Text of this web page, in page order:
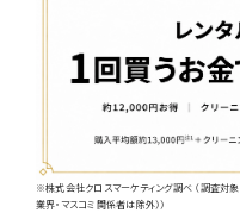
※株式会社クロスマーケティング調べ （調査対象
業界・マスコミ関係者は除外））